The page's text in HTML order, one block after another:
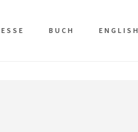
BUCH ENGLISH